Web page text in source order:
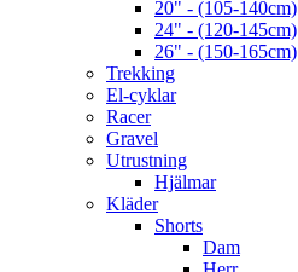
20" - (105-140cm)
24" - (120-145cm)
26" - (150-165cm)
Trekking
El-cyklar
Racer
Gravel
Utrustning
Hjälmar
Kläder
Shorts
Dam